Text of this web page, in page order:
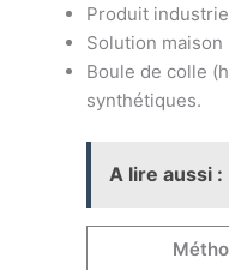
Produit
Solution
Boule de colle
synthétiques.
A lire aussi :